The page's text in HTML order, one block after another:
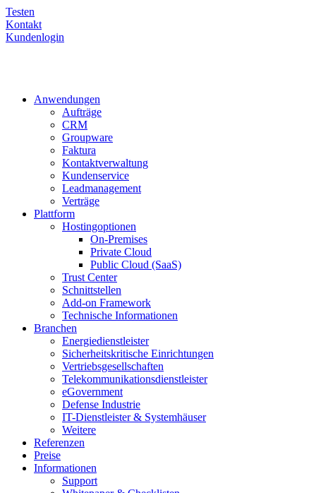
Testen
Kontakt
Kundenlogin
Anwendungen
Aufträge
CRM
Groupware
Faktura
Kontaktverwaltung
Kundenservice
Leadmanagement
Verträge
Plattform
Hostingoptionen
On-Premises
Private Cloud
Public Cloud (SaaS)
Trust Center
Schnittstellen
Add-on Framework
Technische Informationen
Branchen
Energiedienstleister
Sicherheitskritische Einrichtungen
Vertriebsgesellschaften
Telekommunikationsdienstleister
eGovernment
Defense Industrie
IT-Dienstleister & Systemhäuser
Weitere
Referenzen
Preise
Informationen
Support